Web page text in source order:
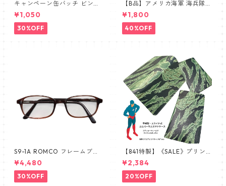
キャンペーン缶バッチ ビンテ
ージ vintage USA FLAG
¥1,050
30%OFF
【B品】アメリカ海軍 海兵隊
① リボンバー 略綬SALE
¥1,800
40%OFF
S9-1A ROMCO フレームブラ
ウン レンズあり眼鏡 めがね 新
品 デッドストック 米軍放出品
¥4,480
30%OFF
【841特製】《SALE》プリン
トミス 手帳型スマホケース 南
ベトナム ARVN タイガースト
ライプ ERDL ブラッドケーキ
手帳型スマホケース ユニバー
¥2,384
20%OFF